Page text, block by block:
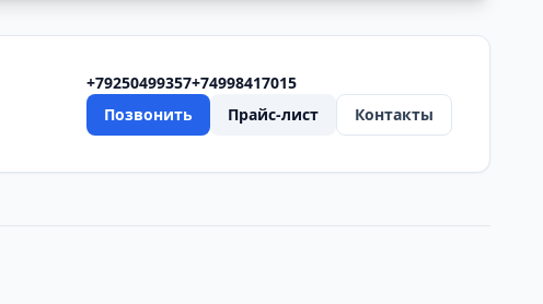
+79250499357+74998417015
Позвонить
Прайс-лист Контакты